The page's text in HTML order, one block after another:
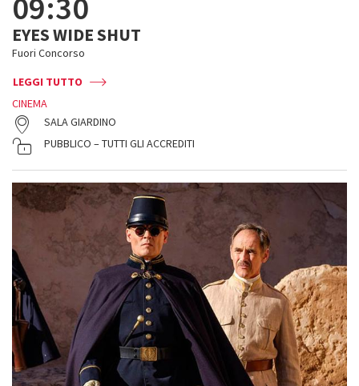
09:30
EYES WIDE SHUT
Fuori Concorso
LEGGI TUTTO
CINEMA
SALA GIARDINO
PUBBLICO – TUTTI GLI ACCREDITI